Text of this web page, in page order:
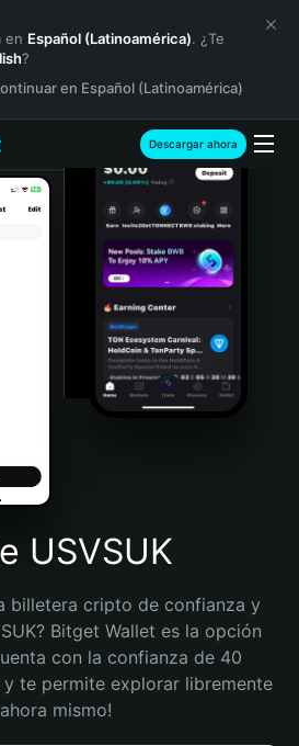
en Español (Latinoamérica). ¿Te
?
en Español (Latinoamérica)
Descargar ahora
USVSUK
billetera cripto de confianza y
Bitget Wallet es la opción
con la confianza de 40
y te permite explorar libremente
mismo!